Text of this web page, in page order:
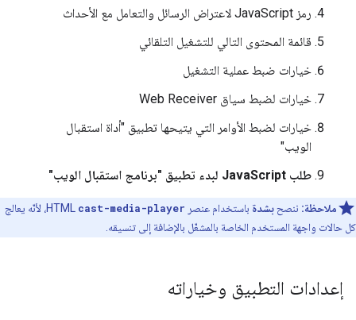
رمز JavaScript لاعتراض الرسائل والتعامل مع الأحداث
قائمة المحتوى التالي للتشغيل التلقائي
خيارات ضبط عملية التشغيل
خيارات لضبط سياق Web Receiver
خيارات لضبط الأوامر التي يتيحها تطبيق "أداة استقبال
الويب"
طلب JavaScript لبدء تطبيق "برنامج استقبال الويب"
ملاحظة: ننصحبشدة باستخدام عنصر cast-media-player
HTML، لأنّه يعالج
كل حالات واجهة المستخدم الخاصة بالمشغّل بالإضافة إلى تنسيقه.
إعدادات التطبيق وخياراته